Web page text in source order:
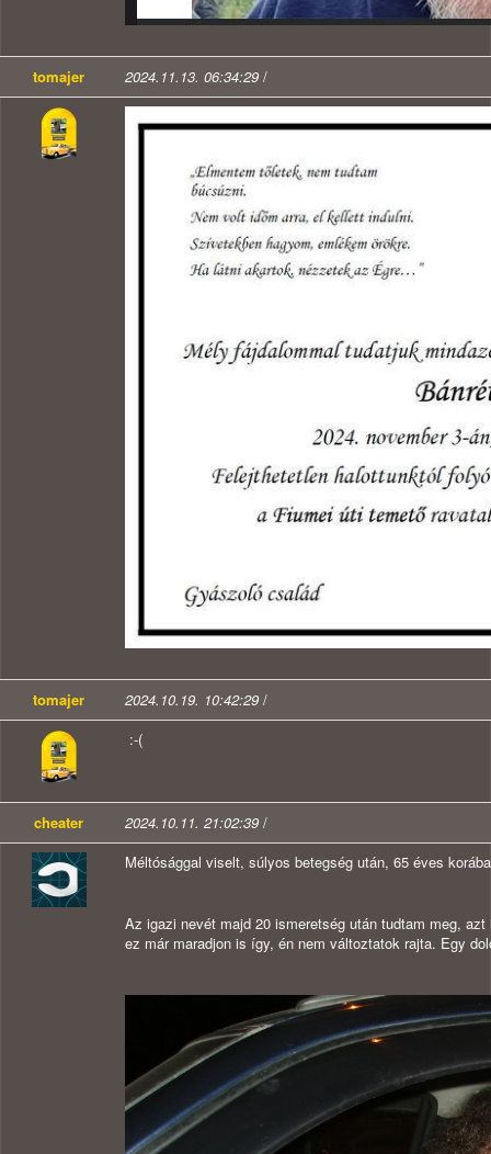
tomajer 2024.11.13. 06:34:29 /
tomajer 2024.10.19. 10:42:29 /
:-(
cheater 2024.10.11. 21:02:39 /
Méltósággal viselt, súlyos betegség után, 65 éves
Az igazi nevét majd 20 ismeretség után tudtam meg,
ez már maradjon is így, én nem változtatok rajta. Egy